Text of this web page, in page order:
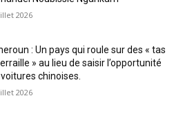
2026
: Un pays qui roule sur des « tas
» au lieu de saisir l’opportunité
chinoises.
2026